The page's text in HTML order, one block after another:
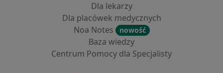
Dla lekarzy
Dla placówek medycznych
Noa Notes
nowość
Baza wiedzy
Centrum Pomocy dla Specjalisty